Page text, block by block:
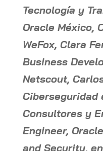
Tecnología y
Oracle México,
WeFox, Clara
Business
Netscout,
Ciberseguridad
Consultores y
Engineer,
and Security,